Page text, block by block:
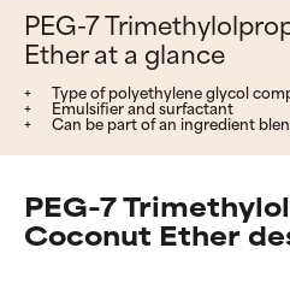
PEG-7
Ether at a glance
Type of polyethylene glycol
Emulsifier and surfactant
Can be part of an ingredient
PEG-7
Coconut Ether